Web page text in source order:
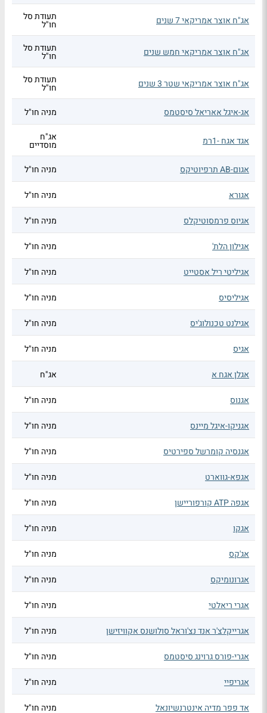
אג"ח אוצר אמריקאי 7 שנים תעודת סל
חו"ל
אג"ח אוצר אמריקאי חמש שנים תעודת סל
חו"ל
אג"ח אוצר אמריקאי שטר 3 שנים תעודת סל
חו"ל
אג-איגל אאריאל סיסטמס
מניה חו"ל
אגד אגח -1רמ אג"ח
מוסדיים
אגום-AB תרפיוטיקס
מניה חו"ל
אגורא מניה חו"ל
אגיוס פרמסוטיקלס מניה חו"ל
אגילון הלת' מניה חו"ל
אגיליטי ריל אסטייט מניה חו"ל
אגיליסיס מניה חו"ל
אגילנט טכנולוג'יס מניה חו"ל
אגיס מניה חו"ל
אגלן אגח א אג"ח
אגנוס מניה חו"ל
אגניקו-איגל מיינס מניה חו"ל
אגנסיה קומרשל ספירטיס מניה חו"ל
אגפא-גווארט מניה חו"ל
אגפה ATP קורפוריישן מניה חו"ל
אגקו מניה חו"ל
אג'קס מניה חו"ל
אגרונומיקס מניה חו"ל
אגרי ריאלטי מניה חו"ל
אגרייקלצ'ר אנד נצ'וראל סולושנס אקוויזישן מניה חו"ל
אגרי-פורס גרוינג סיסטמס מניה חו"ל
אגריפיי מניה חו"ל
אד פפר מדיה אינטרנשיונאל מניה חו"ל